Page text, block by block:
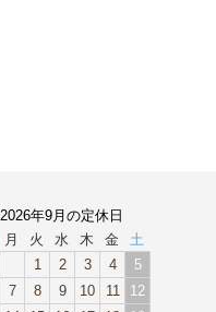
2026年9月の定休日
月 火 水 木 金
土
1
2 3 4
5
7 8 9 10 11
12